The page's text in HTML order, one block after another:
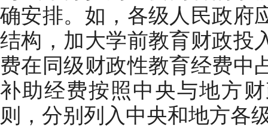
确安排。如，各级人民政府
结构，加大学前教育财政投
费在同级财政性教育经费中
补助经费按照中央与地方
则，分别列入中央和地方各